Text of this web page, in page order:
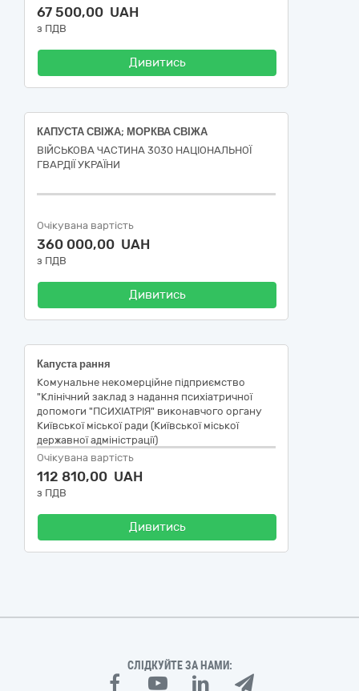
67 500,00 UAH
з ПДВ
Дивитись
КАПУСТА СВІЖА; МОРКВА СВІЖА
ВІЙСЬКОВА ЧАСТИНА 3030 НАЦІОНАЛЬНОЇ
ГВАРДІЇ УКРАЇНИ
Очікувана вартість
360 000,00 UAH
з ПДВ
Дивитись
Капуста рання
Комунальне некомерційне підприємство
"Клінічний заклад з надання психіатричної
допомоги "ПСИХІАТРІЯ" виконавчого органу
Київської міської ради (Київської міської
державної адміністрації)
Очікувана вартість
112 810,00 UAH
з ПДВ
Дивитись
СЛІДКУЙТЕ ЗА НАМИ: